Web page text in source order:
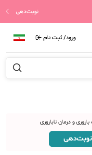
نوبت‌دهی
ورود/ ثبت نام
و درمان ناباروری
نوبت‌دهی